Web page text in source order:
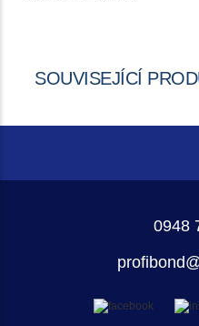
SOUVISEJÍCÍ
0948